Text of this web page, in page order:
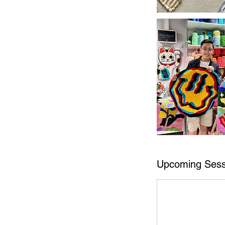
Upcoming